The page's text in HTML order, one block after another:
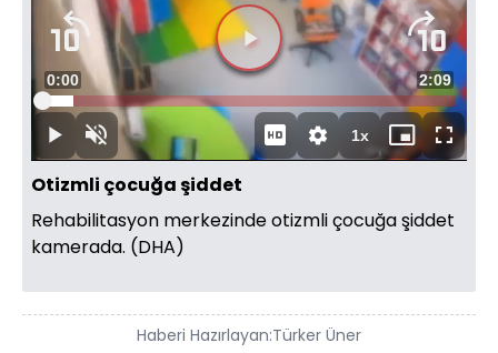
DuraklatSesi
Aç
Süre
0:00 Toplam
Süre
2:09
Yüklendi:
7.65%
1xOynatma
Hızı
Mini
oynatıcı
Tam
Ekran
Otizmli çocuğa şiddet
Rehabilitasyon merkezinde otizmli çocuğa şiddet
kamerada. (DHA)
Haberi Hazırlayan:Türker Üner